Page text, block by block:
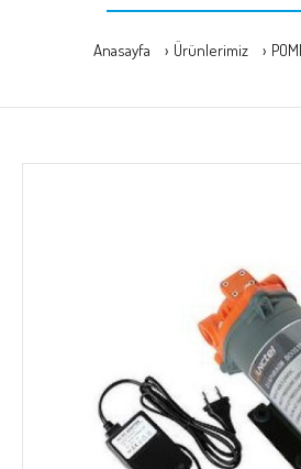
Anasayfa Ürünlerimiz